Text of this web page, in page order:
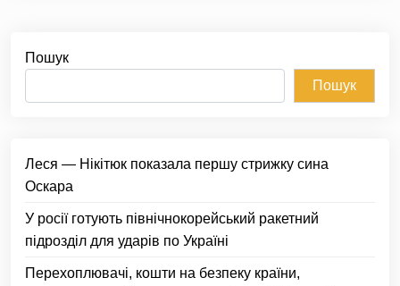
Пошук
Пошук
Леся — Нікітюк показала першу стрижку сина
Оскара
У росії готують північнокорейський ракетний
підрозділ для ударів по Україні
Перехоплювачі, кошти на безпеку країни,